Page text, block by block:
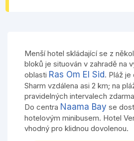
Menší hotel skládající se z
bloků je situován v zahradě na
oblasti Ras Om El Sid. Pláž je
Sharm vzdálena asi 2 km; na
pravidelných intervalech
Do centra Naama Bay se
hotelovým minibusem. Hotel
vhodný pro klidnou dovolenou.